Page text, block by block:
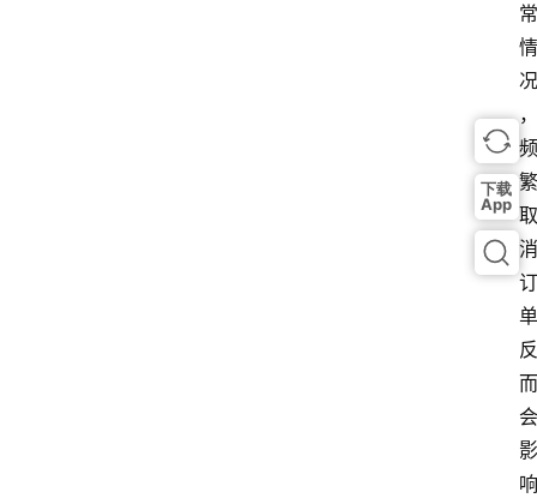
常
情
况
，
频
繁
取
消
订
单
反
而
会
影
响
下载
App